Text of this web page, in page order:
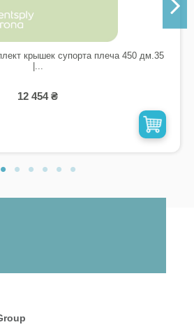
крышек супорта плеча 450 дм.35
|...
12 454 ₴